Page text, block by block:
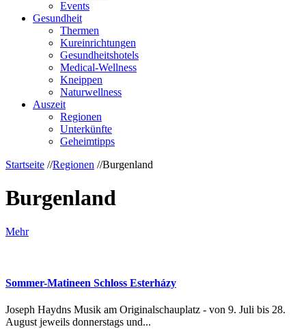
Events
Gesundheit
Thermen
Kureinrichtungen
Gesundheitshotels
Medical-Wellness
Kneippen
Naturwellness
Auszeit
Regionen
Unterkünfte
Geheimtipps
Startseite //Regionen //Burgenland
Burgenland
Mehr
Sommer-Matineen Schloss Esterházy
Joseph Haydns Musik am Originalschauplatz - von 9. Juli bis 28.
August jeweils donnerstags und...